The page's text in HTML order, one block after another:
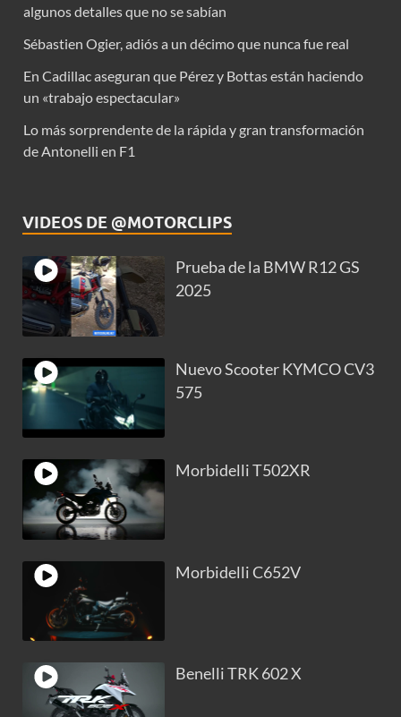
algunos detalles que no se sabían
Sébastien Ogier, adiós a un décimo que nunca fue real
En Cadillac aseguran que Pérez y Bottas están haciendo
un «trabajo espectacular»
Lo más sorprendente de la rápida y gran transformación
de Antonelli en F1
VIDEOS DE @MOTORCLIPS
Prueba de la BMW R12 GS
2025
Nuevo Scooter KYMCO CV3
575
Morbidelli T502XR
Morbidelli C652V
Benelli TRK 602 X